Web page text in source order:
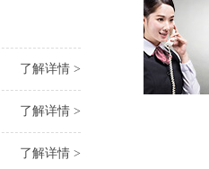
了解详情 >
了解详情 >
了解详情 >